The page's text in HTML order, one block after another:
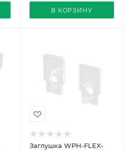
В КОРЗИНУ
Заглушка WPH-FLEX-